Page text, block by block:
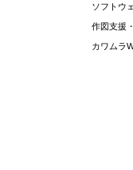
ソフトウ
作図支援
カワムラ